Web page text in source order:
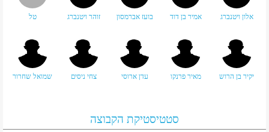
אלון ויטנברג אמיר בן דוד בועז אברמסון זוהר ויטנברג טל
יקיר בן הרוש מאיר פרנקו עדן ארוסי צחי ניסים שמואל שחרור
סטטיסטיקת הקבוצה